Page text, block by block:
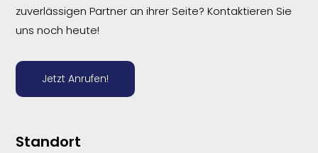
zuverlässigen Partner an ihrer Seite? Kontaktieren Sie
uns noch heute!
Jetzt Anrufen!
Standort